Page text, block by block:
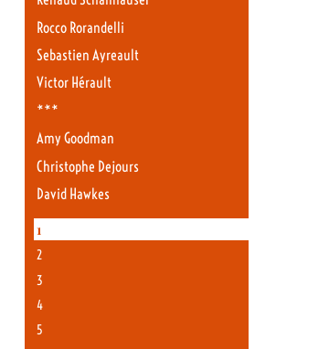
Rocco Rorandelli
Sebastien Ayreault
Victor Hérault
***
Amy Goodman
Christophe Dejours
David Hawkes
1
2
3
4
5